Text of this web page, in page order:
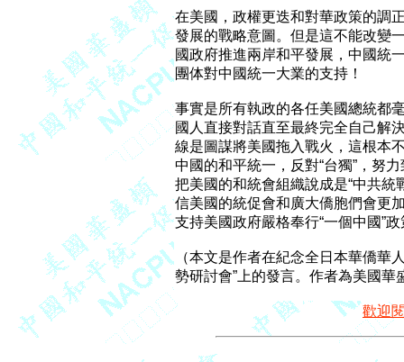
在美國，政權更迭和對華政策的調
發展的戰略意圖。但是這不能改變
國政府推進兩岸和平發展，中國統
團体對中國統一大業的支持！
事實是所有執政的各任美國總統都
國人直接對話直至最終完全自己解
線是圖謀將美國拖入戰火，這根本
中國的和平統一，反對“台獨”，努
把美國的和統會組織說成是“中共統
信美國的統促會和廣大僑胞們會更
支持美國政府嚴格奉行“一個中國”
（本文是作者在紀念全日本華僑華
歡迎